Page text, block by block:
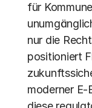
für
nur die
positioniert
moderner